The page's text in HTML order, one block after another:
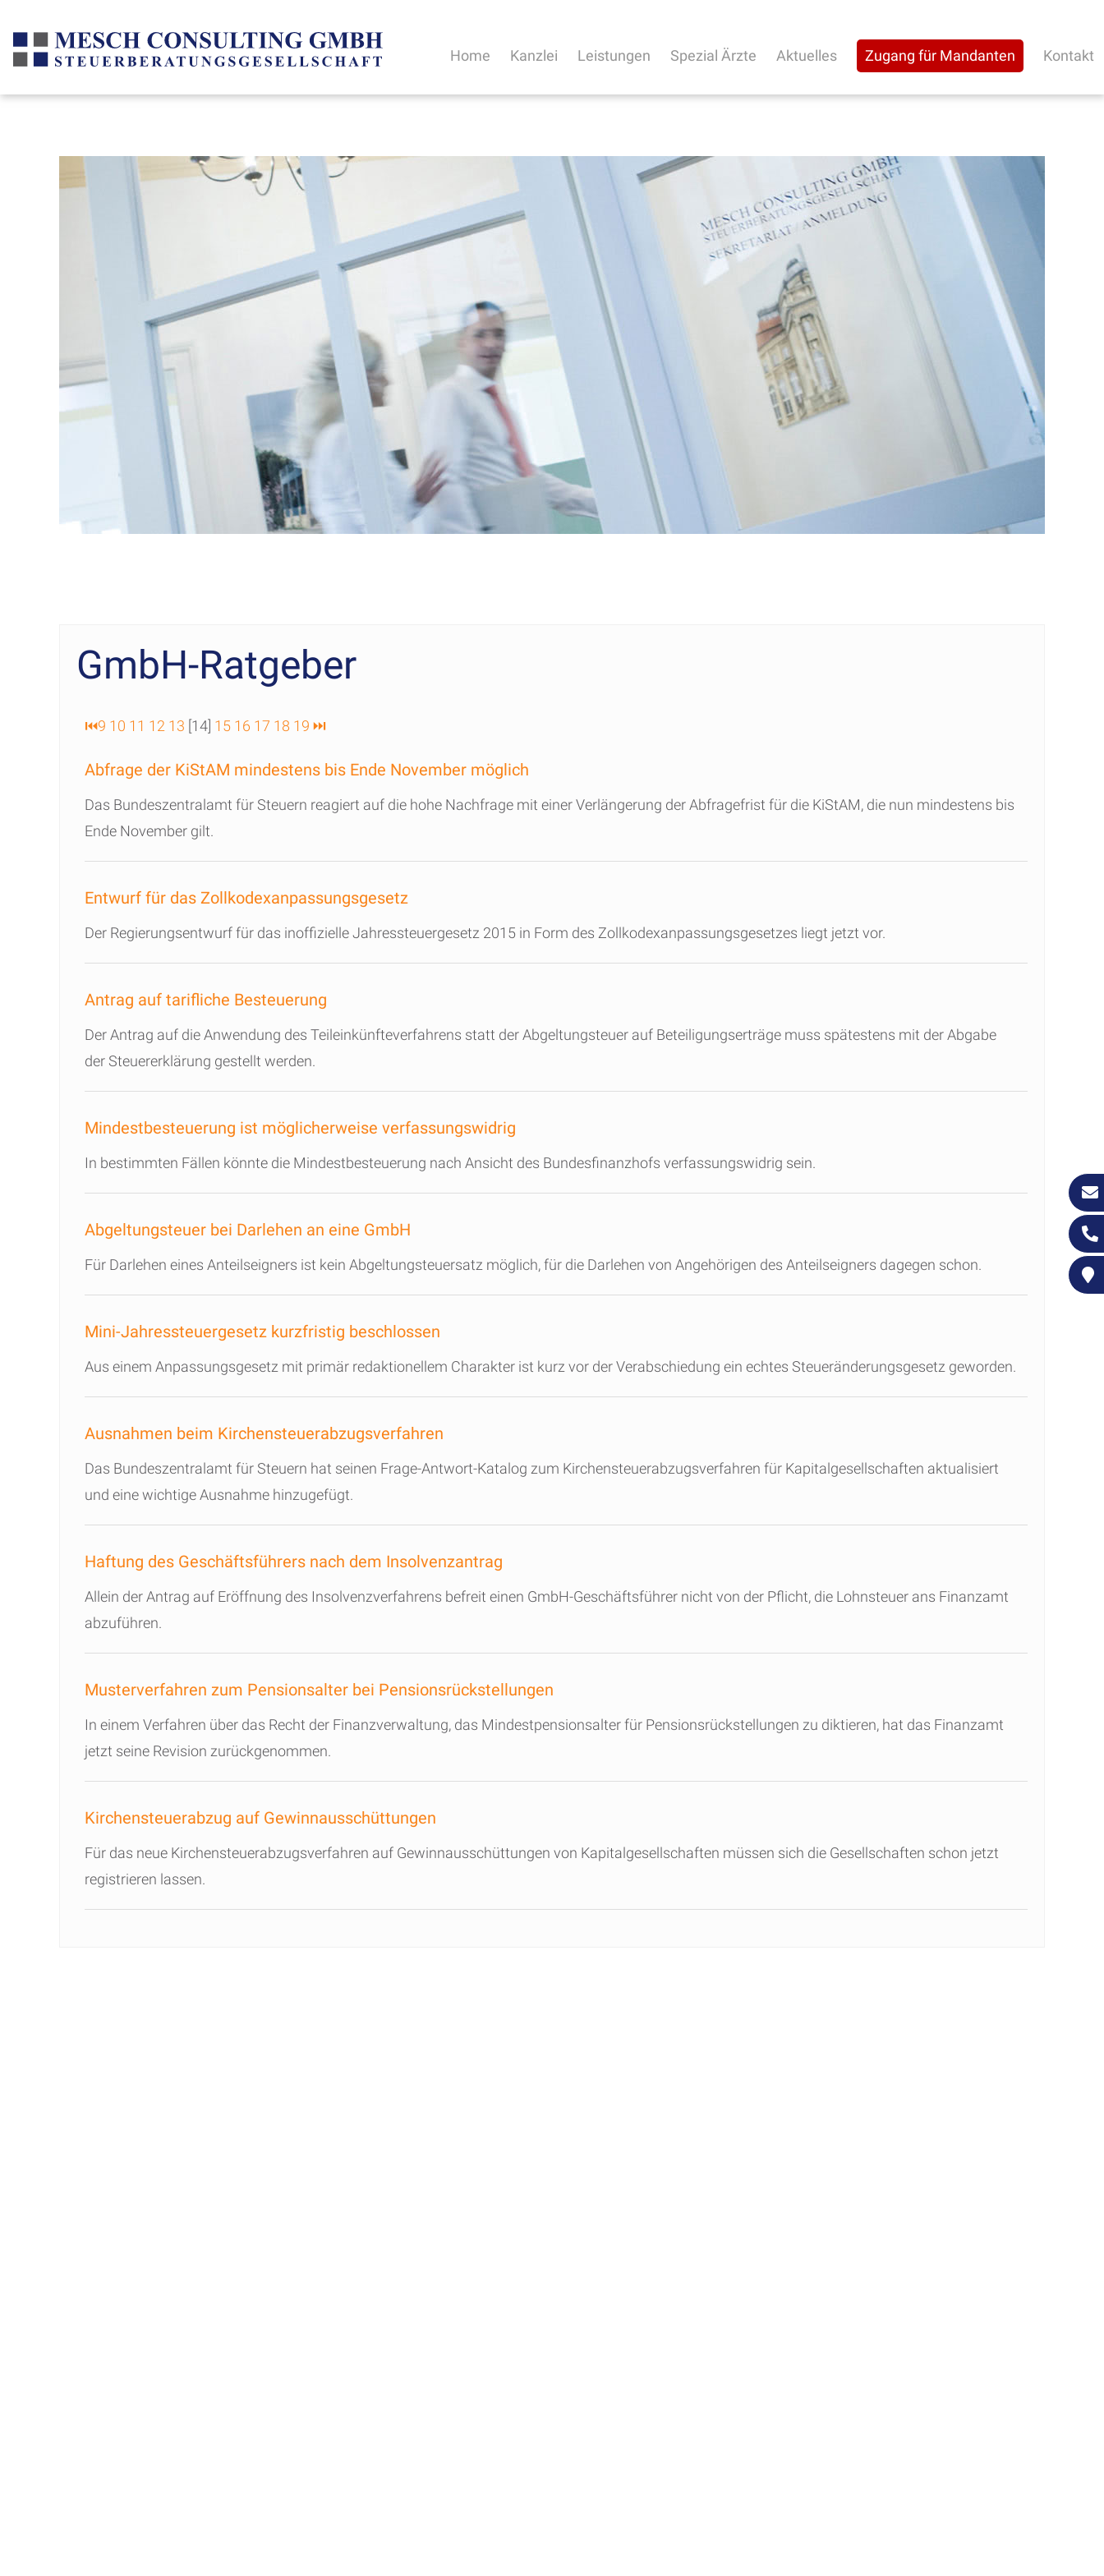
Home Kanzlei Leistungen Spezial Ärzte Aktuelles Zugang für Mandanten Kontakt
GmbH-Ratgeber
⏮9 10 11 12 13 [14] 15 16 17 18 19 ⏭
Abfrage der KiStAM mindestens bis Ende November möglich
Das Bundeszentralamt für Steuern reagiert auf die hohe Nachfrage mit einer Verlängerung der Abfragefrist für die KiStAM, die nun mindestens bis
Ende November gilt.
Entwurf für das Zollkodexanpassungsgesetz
Der Regierungsentwurf für das inoffizielle Jahressteuergesetz 2015 in Form des Zollkodexanpassungsgesetzes liegt jetzt vor.
Antrag auf tarifliche Besteuerung
Der Antrag auf die Anwendung des Teileinkünfteverfahrens statt der Abgeltungsteuer auf Beteiligungserträge muss spätestens mit der Abgabe
der Steuererklärung gestellt werden.
Mindestbesteuerung ist möglicherweise verfassungswidrig
In bestimmten Fällen könnte die Mindestbesteuerung nach Ansicht des Bundesfinanzhofs verfassungswidrig sein.
Abgeltungsteuer bei Darlehen an eine GmbH
Für Darlehen eines Anteilseigners ist kein Abgeltungsteuersatz möglich, für die Darlehen von Angehörigen des Anteilseigners dagegen schon.
Mini-Jahressteuergesetz kurzfristig beschlossen
Aus einem Anpassungsgesetz mit primär redaktionellem Charakter ist kurz vor der Verabschiedung ein echtes Steueränderungsgesetz geworden.
Ausnahmen beim Kirchensteuerabzugsverfahren
Das Bundeszentralamt für Steuern hat seinen Frage-Antwort-Katalog zum Kirchensteuerabzugsverfahren für Kapitalgesellschaften aktualisiert
und eine wichtige Ausnahme hinzugefügt.
Haftung des Geschäftsführers nach dem Insolvenzantrag
Allein der Antrag auf Eröffnung des Insolvenzverfahrens befreit einen GmbH-Geschäftsführer nicht von der Pflicht, die Lohnsteuer ans Finanzamt
abzuführen.
Musterverfahren zum Pensionsalter bei Pensionsrückstellungen
In einem Verfahren über das Recht der Finanzverwaltung, das Mindestpensionsalter für Pensionsrückstellungen zu diktieren, hat das Finanzamt
jetzt seine Revision zurückgenommen.
Kirchensteuerabzug auf Gewinnausschüttungen
Für das neue Kirchensteuerabzugsverfahren auf Gewinnausschüttungen von Kapitalgesellschaften müssen sich die Gesellschaften schon jetzt
registrieren lassen.